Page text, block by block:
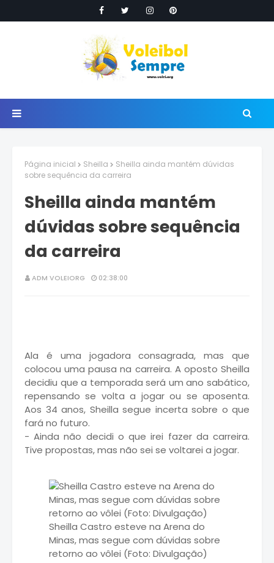
Página inicial Sheilla
Sheilla ainda mantém dúvidas
sobre sequência da carreira
Sheilla ainda mantém
dúvidas sobre sequência
da carreira
ADM VOLEIORG 02:38:00
Ala é uma jogadora consagrada, mas que
colocou uma pausa na carreira. A oposto Sheilla
decidiu que a temporada será um ano sabático,
repensando se volta a jogar ou se aposenta.
Aos 34 anos, Sheilla segue incerta sobre o que
fará no futuro.
- Ainda não decidi o que irei fazer da carreira.
Tive propostas, mas não sei se voltarei a jogar.
Sheilla Castro esteve na Arena do
Minas, mas segue com dúvidas sobre
retorno ao vôlei (Foto: Divulgação)